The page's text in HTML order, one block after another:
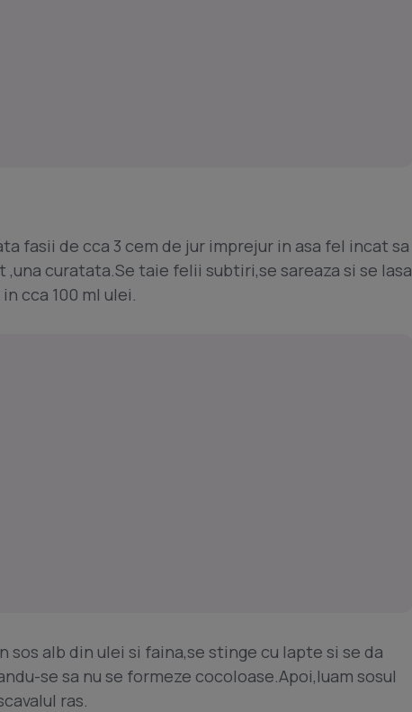
fasii de cca 3 cem de jur imprejur in asa fel incat sa
,una curatata.Se taie felii subtiri,se sareaza si se lasa
cca 100 ml ulei.
sos alb din ulei si faina,se stinge cu lapte si se da
se sa nu se formeze cocoloase.Apoi,luam sosul
ras.